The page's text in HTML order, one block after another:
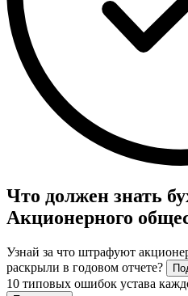
Что должен знать
Акционерного
Узнай за что штрафуют
раскрыли в годовом отчете?
10 типовых ошибок устава